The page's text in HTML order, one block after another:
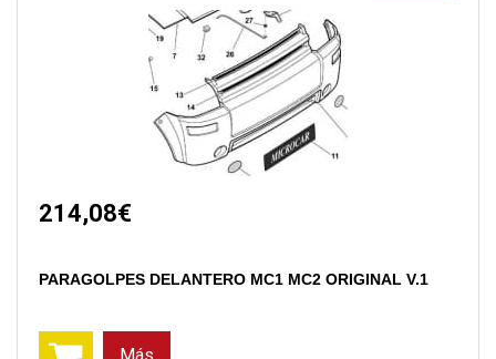
214,08€
PARAGOLPES DELANTERO MC1 MC2 ORIGINAL V.1